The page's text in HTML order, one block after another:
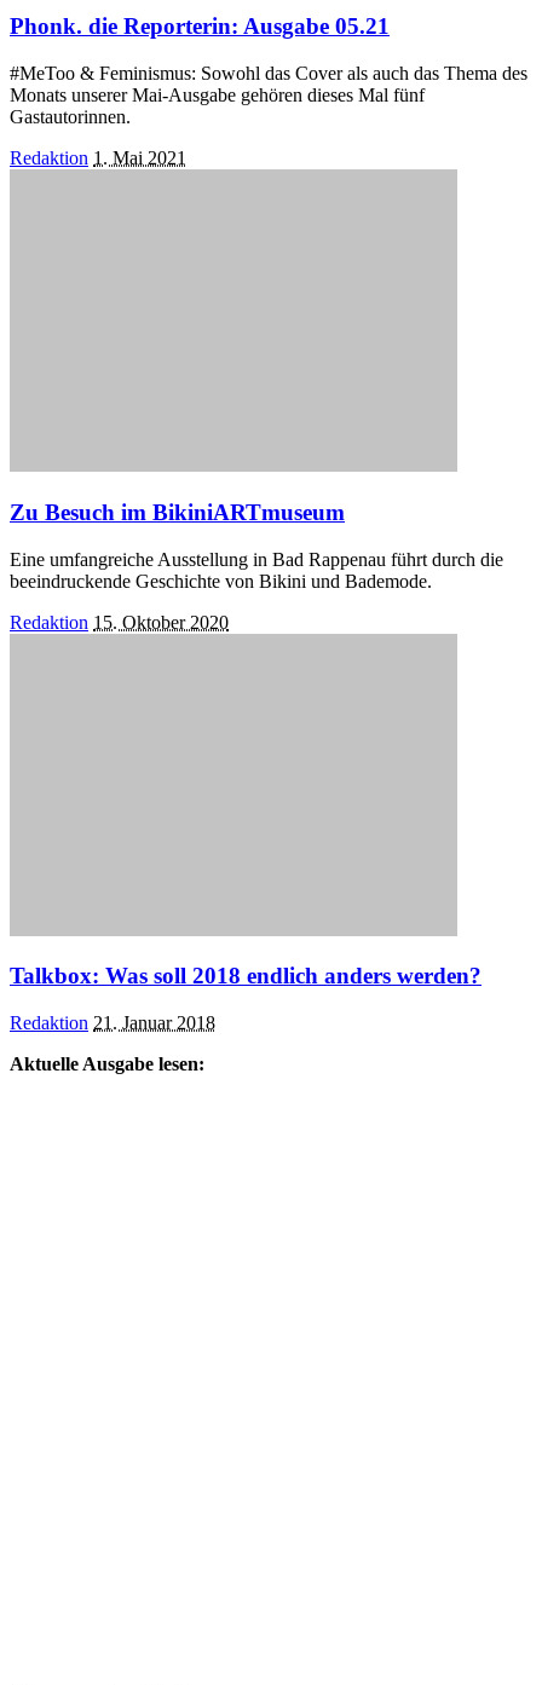
Phonk. die Reporterin: Ausgabe 05.21
#MeToo & Feminismus: Sowohl das Cover als auch das Thema des
Monats unserer Mai-Ausgabe gehören dieses Mal fünf
Gastautorinnen.
Posted
Redaktion 1. Mai 2021
Zu Besuch im BikiniARTmuseum
Eine umfangreiche Ausstellung in Bad Rappenau führt durch die
beeindruckende Geschichte von Bikini und Bademode.
Posted
Redaktion 15. Oktober 2020
Talkbox: Was soll 2018 endlich anders werden?
Posted
Redaktion 21. Januar 2018
Aktuelle Ausgabe lesen: